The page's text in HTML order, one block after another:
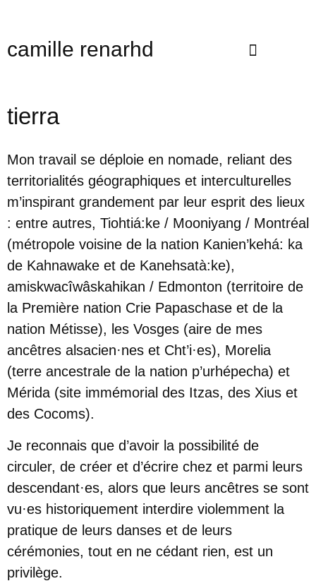
camille renarhd
tierra
Mon travail se déploie en nomade, reliant des
territorialités géographiques et interculturelles
m’inspirant grandement par leur esprit des lieux
: entre autres, Tiohtiá:ke / Mooniyang / Montréal
(métropole voisine de la nation Kanien’kehá: ka
de Kahnawake et de Kanehsatà:ke),
amiskwacîwâskahikan / Edmonton (territoire de
la Première nation Crie Papaschase et de la
nation Métisse), les Vosges (aire de mes
ancêtres alsacien·nes et Cht’i·es), Morelia
(terre ancestrale de la nation p’urhépecha) et
Mérida (site immémorial des Itzas, des Xius et
des Cocoms).
Je reconnais que d’avoir la possibilité de
circuler, de créer et d’écrire chez et parmi leurs
descendant·es, alors que leurs ancêtres se sont
vu·es historiquement interdire violemment la
pratique de leurs danses et de leurs
cérémonies, tout en ne cédant rien, est un
privilège.